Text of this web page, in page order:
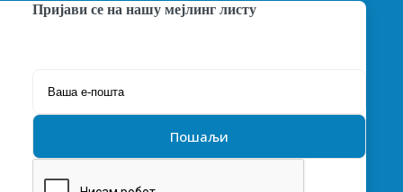
Пријави се на нашу мејлинг листу